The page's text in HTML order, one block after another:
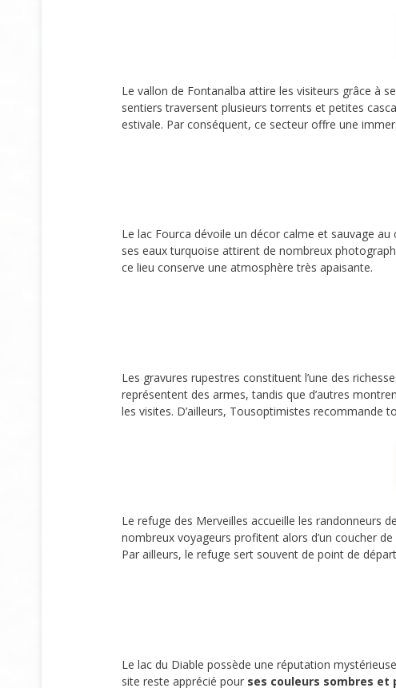
Le vallon de Fontanalba attire les visiteurs grâce à
sentiers traversent plusieurs torrents et petites
estivale. Par conséquent, ce secteur offre une
Le lac Fourca dévoile un décor calme et sauvage
ses eaux turquoise attirent de nombreux
ce lieu conserve une atmosphère très apaisante.
Les gravures rupestres constituent l’une des
représentent des armes, tandis que d’autres
les visites. D’ailleurs, Tousoptimistes recommande
Le refuge des Merveilles accueille les randonneurs
nombreux voyageurs profitent alors d’un coucher
Par ailleurs, le refuge sert souvent de point de
Le lac du Diable possède une réputation
site reste apprécié pour ses couleurs sombres et